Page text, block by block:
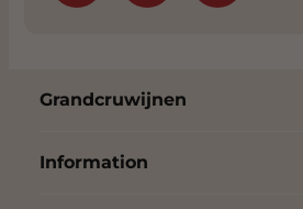
Grandcruwijnen
Information